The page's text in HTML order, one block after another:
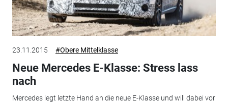
23.11.2015 #Obere Mittelklasse
Neue Mercedes E-Klasse: Stress lass
nach
Mercedes legt letzte Hand an die neue E-Klasse und will dabei vor